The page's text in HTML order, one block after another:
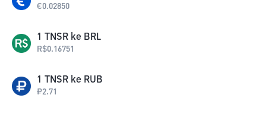
€0.02850
1 TNSR ke BRL
R$0.16751
1 TNSR ke RUB
₽2.71